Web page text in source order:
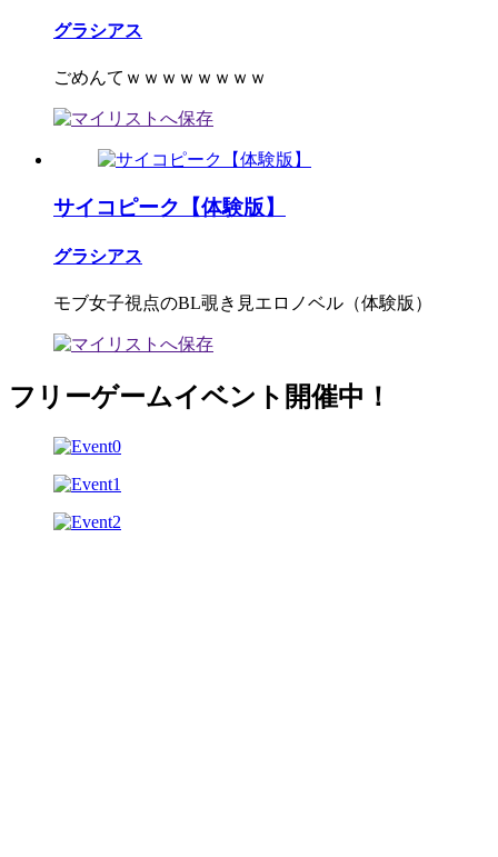
グラシアス
ごめんてｗｗｗｗｗｗｗｗ
サイコピーク【体験版】
グラシアス
モブ女子視点のBL覗き見エロノベル（体験版）
フリーゲームイベント開催中！